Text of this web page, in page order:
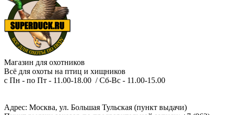
Магазин для охотников
Всё для охоты на птиц и хищников
с Пн - по Пт - 11.00-18.00 / Сб-Вс - 11.00-15.00
Адрес: Москва, ул. Большая Тульская (пункт выдачи)